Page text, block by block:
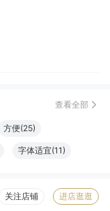
查看全部
方便(25)
字体适宜(11)
服务周到(7)
关注店铺 进店逛逛